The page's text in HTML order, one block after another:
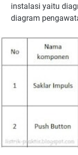
instalasi yaitu
diagram